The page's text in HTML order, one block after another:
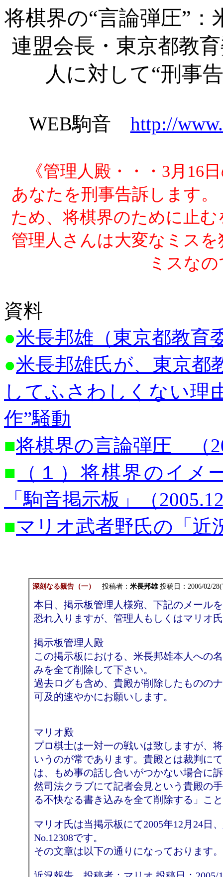
将棋界の“言論弾圧”
連盟会長・東京都教
人に対して“刑事
WEB駒音 http://
《管理人殿・・・ 3月16
あなたを刑事告訴します
ため、将棋界のために止
管理人さんは大変なミス
ミスな
資料
●米長邦雄（東京都教育
●米長邦雄氏が、東京都
してふさわしくない
作”騒動
■将棋界の言論弾圧 （
■
（１）将棋界のイ
「駒音掲示板」（
■マリオ武者野氏の「近
深刻なる親告（一） 投稿者： 米長邦雄投稿日： 2006/02/
本日、掲示板管理人様宛、下記のメール
恐れ入りますが、管理人もしくはマリオ
掲示板管理人殿
この掲示板における、米長邦雄本人への
みを全て削除して下さい。
過去ログも含め、貴殿が削除したものの
可及的速やかにお願いします。
マリオ殿
プロ棋士は一対一の戦いは致しますが、
いうのが常であります。貴殿とは裁判に
は、もめ事の話し合いがつかない場合に
然司法クラブにて記者会見という貴殿の
る不快なる書き込みを全て削除する」こ
マリオ氏は当掲示板にて2005年12月24日、
No.12308です。
その文章は以下の通りになっております。